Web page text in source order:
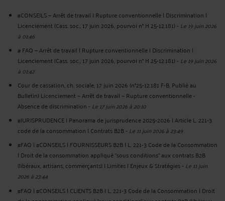
#CONSEILS — Arrêt de travail | Rupture conventionnelle | Discrimination |
Licenciement (Cass. soc., 17 juin 2026, pourvoi n° H 25-12.181)- Le 19 juin 2026
à 01:46
# FAQ — Arrêt de travail | Rupture conventionnelle | Discrimination |
Licenciement (Cass. soc., 17 juin 2026, pourvoi n° H 25-12.181)- Le 19 juin 2026
à 01:42
Cour de cassation, ch. sociale, 17 juin 2026 (n°25-12.181 F-B, Publié au
Bulletin) Licenciement — Arrêt de travail — Rupture conventionnelle -
Absence de discrimination- Le 17 juin 2026 à 20:10
#JURISPRUDENCE | Panorama de jurisprudence 2025-2026 | Article L. 221-3
code de la consommation | Contrats B2B- Le 11 juin 2026 à 23:49
#FAQ | #CONSEILS | FOURNISSEURS B2B | L. 221-3 Code de la Consommation
| Droit de la consommation appliqué “sous conditions” aux contrats B2B
(libéraux, artisans, commerçants) | Limites | Enjeux & Stratégies- Le 11 juin
2026 à 23:44
#FAQ | #CONSEILS | CLIENTS B2B | L. 221-3 Code de la Consommation | Droit